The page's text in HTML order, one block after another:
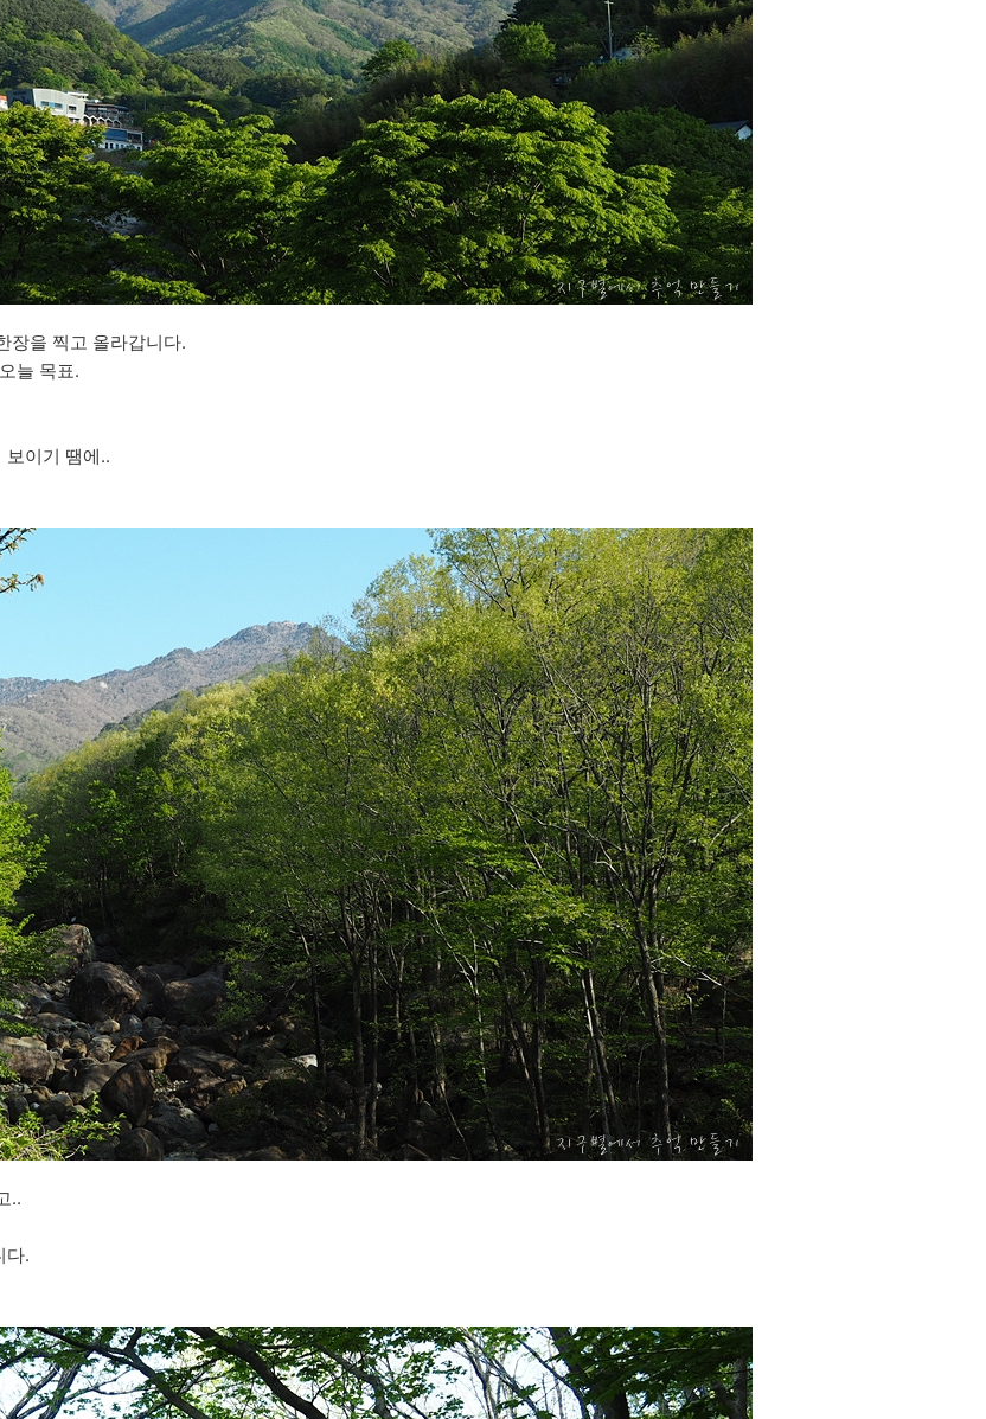
장을 찍고 올라갑니다.
늘 목표.
보이기 땜에..
..
다.